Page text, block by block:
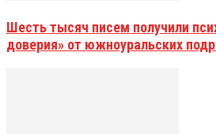
Шесть тысяч писем получили
доверия» от южноуральских